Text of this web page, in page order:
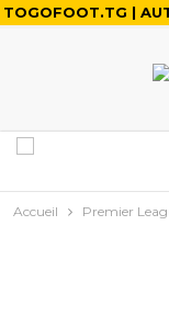
TOGOFOOT.TG |
Accueil Premier